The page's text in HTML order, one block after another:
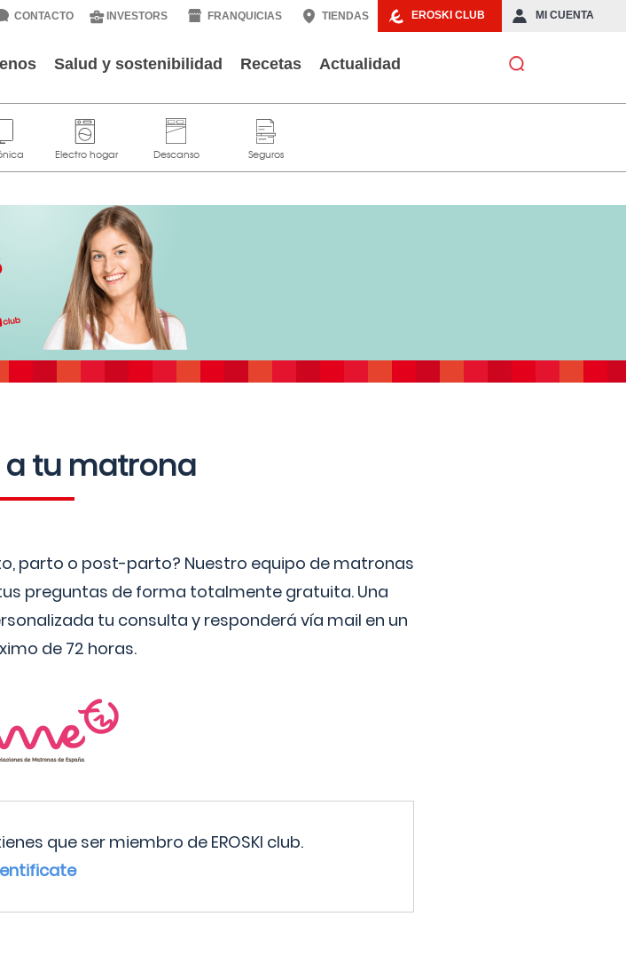
EROSKI CLUB MI CUENTA
CONTACTO INVESTORS FRANQUICIAS TIENDAS
Salud y sostenibilidad Recetas Actualidad
tu matrona
parto o post-parto? Nuestro equipo de matronas
preguntas de forma totalmente gratuita. Una
tu consulta y responderá vía mail en un
de 72 horas.
que ser miembro de EROSKI club.